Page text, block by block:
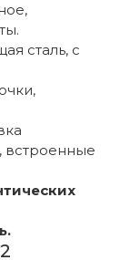
сталь, с
встроенные